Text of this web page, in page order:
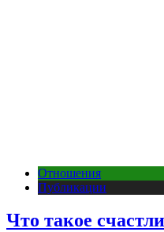
Отношения
Публикации
Что такое